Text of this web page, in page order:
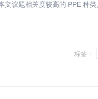
文议题相关度较高的 PPE 种
标签：